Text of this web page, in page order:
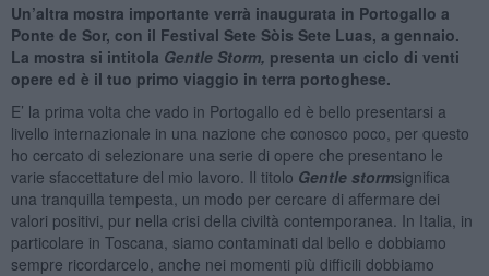
Un’altra mostra importante verrà inaugurata in Portogallo a
Ponte de Sor, con il Festival Sete Sòis Sete Luas, a gennaio.
La mostra si intitola Gentle Storm, presenta un ciclo di venti
opere ed è il tuo primo viaggio in terra portoghese.
E’ la prima volta che vado in Portogallo ed è bello presentarsi a
livello internazionale in una nazione che conosco poco, per questo
ho cercato di selezionare una serie di opere che presentano le
varie sfaccettature del mio lavoro. Il titolo Gentle stormsignifica
una tranquilla tempesta, un modo per cercare di affermare dei
valori positivi, pur nella crisi della civiltà contemporanea. In Italia, in
particolare in Toscana, siamo contaminati dal bello e dobbiamo
sempre ricordarcelo, anche nei momenti più difficili dobbiamo